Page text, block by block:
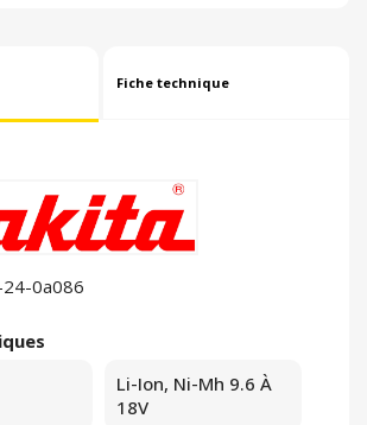
Fiche technique
24-0a086
Li-Ion, Ni-Mh 9.6 À
18V